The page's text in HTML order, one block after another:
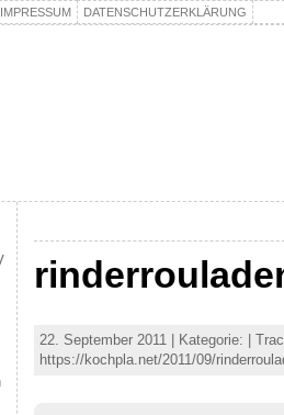
IMPRESSUM DATENSCHUTZERKLÄRUNG
22. September 2011 | Kategorie: |
https://kochpla.net/2011/09/